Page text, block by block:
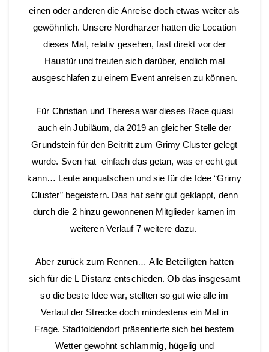
einen oder anderen die Anreise doch etwas weiter als
gewöhnlich. Unsere Nordharzer hatten die Location
dieses Mal, relativ gesehen, fast direkt vor der
Haustür und freuten sich darüber, endlich mal
ausgeschlafen zu einem Event anreisen zu können.
Für Christian und Theresa war dieses Race quasi
auch ein Jubiläum, da 2019 an gleicher Stelle der
Grundstein für den Beitritt zum Grimy Cluster gelegt
wurde. Sven hat einfach das getan, was er echt gut
kann… Leute anquatschen und sie für die Idee “Grimy
Cluster” begeistern. Das hat sehr gut geklappt, denn
durch die 2 hinzu gewonnenen Mitglieder kamen im
weiteren Verlauf 7 weitere dazu.
Aber zurück zum Rennen… Alle Beteiligten hatten
sich für die L Distanz entschieden. Ob das insgesamt
so die beste Idee war, stellten so gut wie alle im
Verlauf der Strecke doch mindestens ein Mal in
Frage. Stadtoldendorf präsentierte sich bei bestem
Wetter gewohnt schlammig, hügelig und